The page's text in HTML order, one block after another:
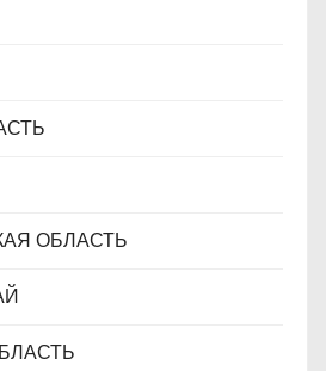
ОБЛАСТЬ